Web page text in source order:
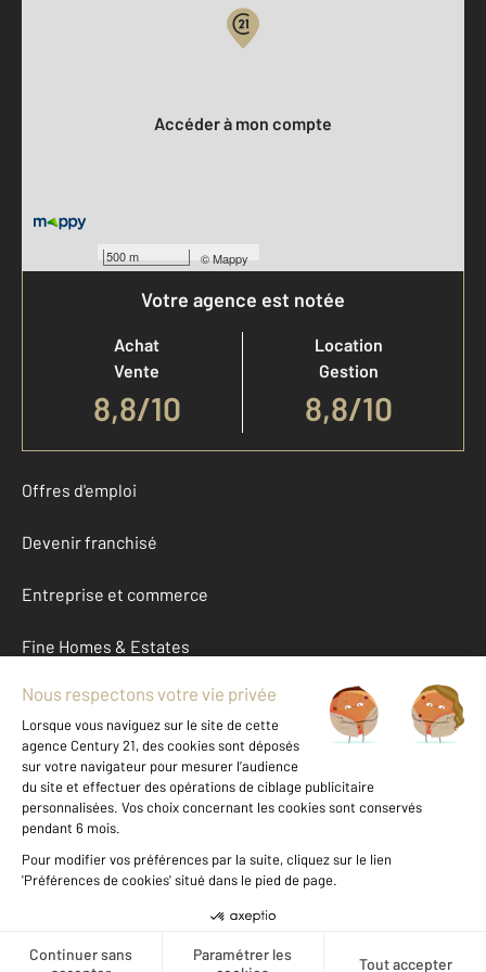
500 m ©Mappy
Accéder à mon compte
Votre agence est notée
Achat
Vente
8,8/10
Location
Gestion
8,8/10
Offres d'emploi
Devenir franchisé
Entreprise et commerce
Fine Homes & Estates
À propos
International
Nous contacter
Données personnelles
Gestionnaire des cookies